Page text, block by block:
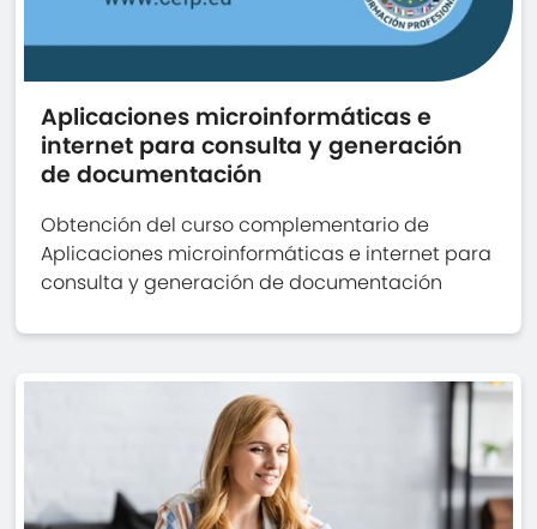
Aplicaciones microinformáticas e
internet para consulta y generación
de documentación
Obtención del curso complementario de
Aplicaciones microinformáticas e internet para
consulta y generación de documentación